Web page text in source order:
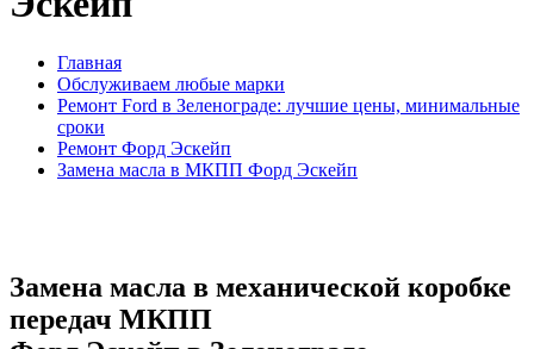
Главная
Обслуживаем любые марки
Ремонт Ford в Зеленограде: лучшие цены, минимальные
сроки
Ремонт Форд Эскейп
Замена масла в МКПП Форд Эскейп
Замена масла в механической коробке
передач МКПП